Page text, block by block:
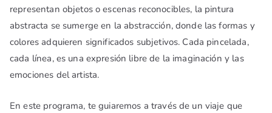
representan objetos o escenas reconocibles, la pintura
abstracta se sumerge en la abstracción, donde las formas y
colores adquieren significados subjetivos. Cada pincelada,
cada línea, es una expresión libre de la imaginación y las
emociones del artista.
En este programa, te guiaremos a través de un viaje que